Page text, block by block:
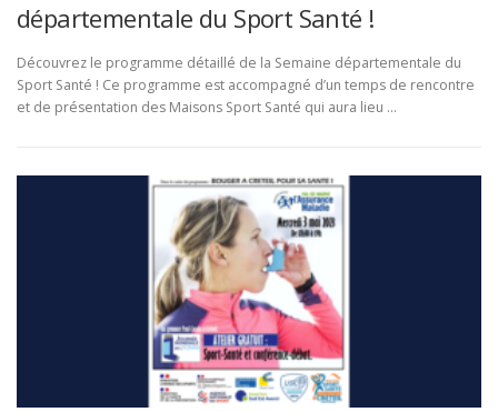
départementale du Sport Santé !
Découvrez le programme détaillé de la Semaine départementale du
Sport Santé ! Ce programme est accompagné d’un temps de rencontre
et de présentation des Maisons Sport Santé qui aura lieu …